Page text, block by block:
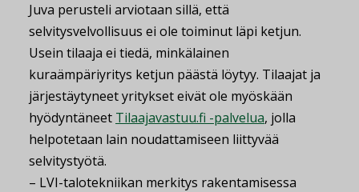
Juva perusteli arviotaan sillä, että
selvitysvelvollisuus ei ole toiminut läpi ketjun.
Usein tilaaja ei tiedä, minkälainen
kuraämpäriyritys ketjun päästä löytyy. Tilaajat ja
järjestäytyneet yritykset eivät ole myöskään
hyödyntäneet Tilaajavastuu.fi -palvelua, jolla
helpotetaan lain noudattamiseen liittyvää
selvitystyötä.
– LVI-talotekniikan merkitys rakentamisessa